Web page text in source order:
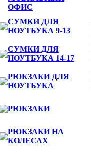
ОФИС
СУМКИ ДЛЯ
НОУТБУКА 9-13
СУМКИ ДЛЯ
НОУТБУКА 14-17
РЮКЗАКИ ДЛЯ
НОУТБУКА
РЮКЗАКИ
РЮКЗАКИ НА
КОЛЕСАХ